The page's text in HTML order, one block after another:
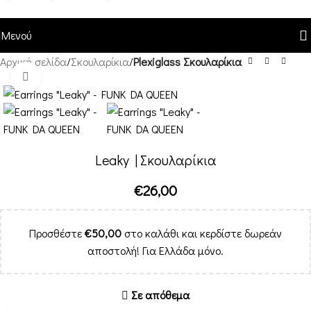
Μενού
Αρχική σελίδα Σκουλαρίκια Plexiglass Σκουλαρίκια
Leaky | Σκουλαρίκια
€26,00
Προσθέστε€50,00στο καλάθι και κερδίστε δωρεάν
αποστολή! Για Ελλάδα μόνο.
Σε απόθεμα